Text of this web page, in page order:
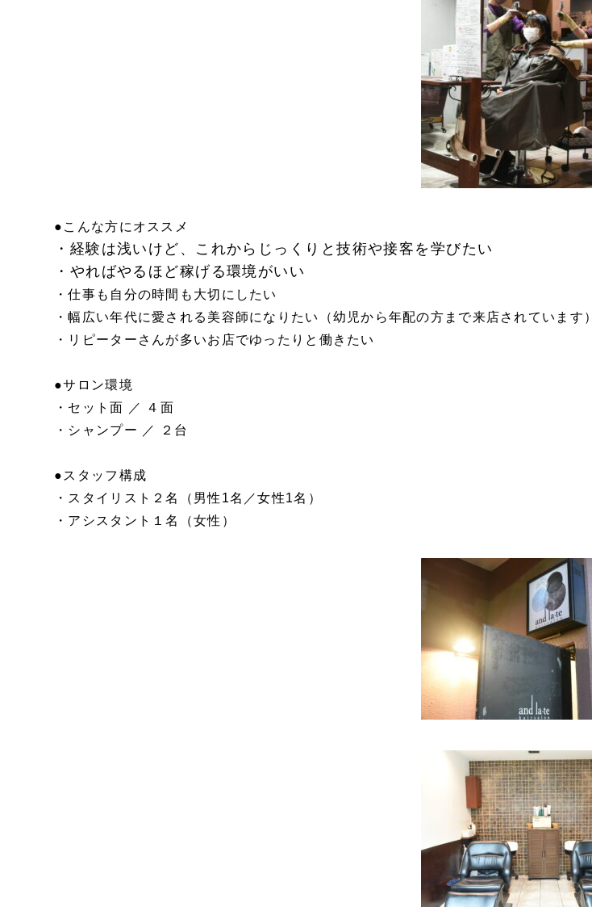
●こんな方にオススメ
・経験は浅いけど、これからじっくりと技術や接客を学びたい
・やればやるほど稼げる環境がいい
・仕事も自分の時間も大切にしたい
・幅広い年代に愛される美容師になりたい（幼児から年配の方まで来店されています）
・リピーターさんが多いお店でゆったりと働きたい
●サロン環境
・セット面 ／ ４面
・シャンプー ／ ２台
●スタッフ構成
・スタイリスト２名（男性1名／女性1名）
・アシスタント１名（女性）